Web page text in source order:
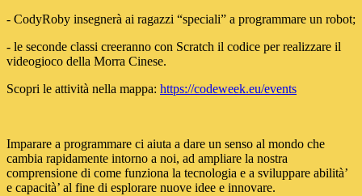
- CodyRoby insegnerà ai ragazzi “speciali” a programmare un robot;
- le seconde classi creeranno con Scratch il codice per realizzare il
videogioco della Morra Cinese.
Scopri le attività nella mappa: https://codeweek.eu/events
Imparare a programmare ci aiuta a dare un senso al mondo che
cambia rapidamente intorno a noi, ad ampliare la nostra
comprensione di come funziona la tecnologia e a sviluppare abilità’
e capacità’ al fine di esplorare nuove idee e innovare.